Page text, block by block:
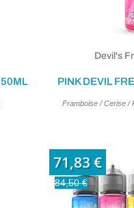
Devil's
PINK DEVIL
Framboise / Cerise /
71,83 €
84,50 €